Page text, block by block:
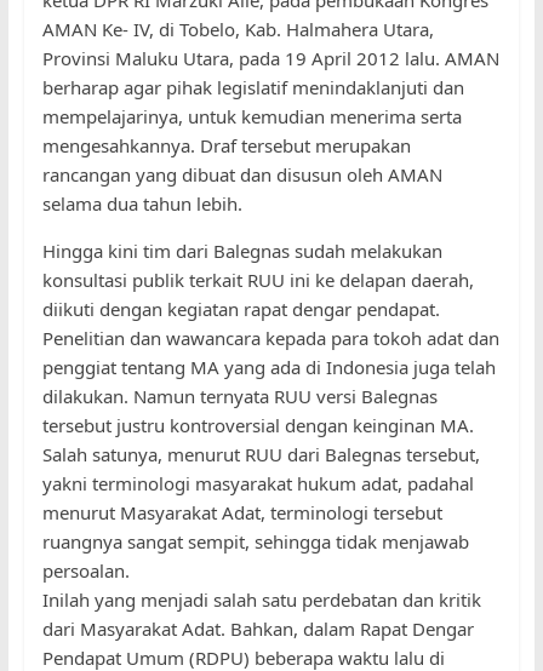
AMAN Ke- IV, di Tobelo, Kab. Halmahera Utara,
Provinsi Maluku Utara, pada 19 April 2012 lalu. AMAN
berharap agar pihak legislatif menindaklanjuti dan
mempelajarinya, untuk kemudian menerima serta
mengesahkannya. Draf tersebut merupakan
rancangan yang dibuat dan disusun oleh AMAN
selama dua tahun lebih.
Hingga kini tim dari Balegnas sudah melakukan
konsultasi publik terkait RUU ini ke delapan daerah,
diikuti dengan kegiatan rapat dengar pendapat.
Penelitian dan wawancara kepada para tokoh adat dan
penggiat tentang MA yang ada di Indonesia juga telah
dilakukan. Namun ternyata RUU versi Balegnas
tersebut justru kontroversial dengan keinginan MA.
Salah satunya, menurut RUU dari Balegnas tersebut,
yakni terminologi masyarakat hukum adat, padahal
menurut Masyarakat Adat, terminologi tersebut
ruangnya sangat sempit, sehingga tidak menjawab
persoalan.
Inilah yang menjadi salah satu perdebatan dan kritik
dari Masyarakat Adat. Bahkan, dalam Rapat Dengar
Pendapat Umum (RDPU) beberapa waktu lalu di